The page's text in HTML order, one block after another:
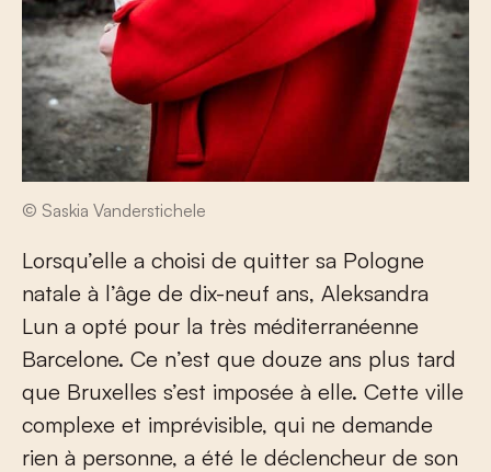
© Saskia Vanderstichele
Lorsqu’elle a choisi de quitter sa Pologne
natale à l’âge de dix-neuf ans, Aleksandra
Lun a opté pour la très méditerranéenne
Barcelone. Ce n’est que douze ans plus tard
que Bruxelles s’est imposée à elle. Cette ville
complexe et imprévisible, qui ne demande
rien à personne, a été le déclencheur de son